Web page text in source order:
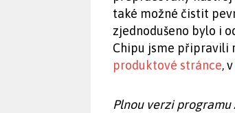
také možné čistit
zjednodušeno bylo i
Chipu jsme připravili
produktové stránce, v
Plnou verzi programu